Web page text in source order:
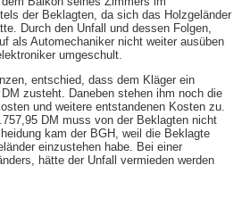
der Beklagten, da sich das Holzgeländer
Durch den Unfall und dessen Folgen,
als Automechaniker nicht weiter ausüben
umgeschult.
entschied, dass dem Kläger ein
zusteht. Daneben stehen ihm noch die
und weitere entstandenen Kosten zu.
DM muss von der Beklagten nicht
kam der BGH, weil die Beklagte
einzustehen habe. Bei einer
hätte der Unfall vermieden werden